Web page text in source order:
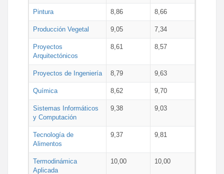
Pintura 8,86 8,66
Producción Vegetal 9,05 7,34
Proyectos
Arquitectónicos
8,61 8,57
Proyectos de Ingeniería 8,79 9,63
Química 8,62 9,70
Sistemas Informáticos
y Computación
9,38 9,03
Tecnología de
Alimentos
9,37 9,81
Termodinámica
Aplicada
10,00 10,00